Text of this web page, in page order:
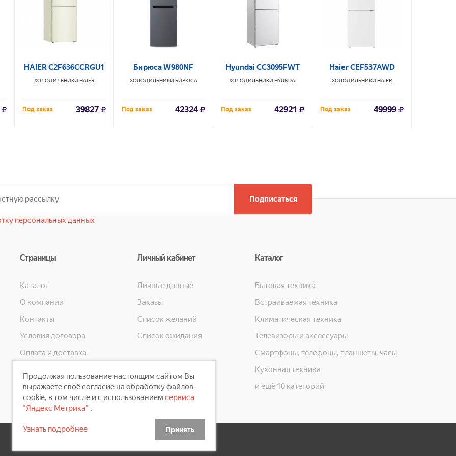
HAIER C2F636CCRGU1
ХОЛОДИЛЬНИКИ HAIER
Под заказ 39827
Бирюса W980NF
ХОЛОДИЛЬНИКИ БИРЮСА
Под заказ 42324
Hyundai CC3095FWT
ХОЛОДИЛЬНИКИ HYUNDAI
Под заказ 42921
Haier CEF537AWD
ХОЛОДИЛЬНИКИ HAIER
Под заказ 49999
Подписаться
персональных данных
Страницы
Каталог
О компании
Контакты
Условия договора
Оплата и доставка
Скидки
Личный кабинет
Личные данные
Заказы
Список желаний
Список ожидания
Каталог
Бытовая техника
Встраиваемая техника
Климатическая техника
Телевизоры и аксессуары
Смартфоны, телефоны, планшеты, часы
Кухонная техника
и ещё 10 категорий
Продолжая пользование настоящим сайтом Вы
выражаете своё согласие на обработку файлов-
cookie, в том числе и с использованием сервиса
"Яндекс Метрика" .
Узнать подробнее Принять